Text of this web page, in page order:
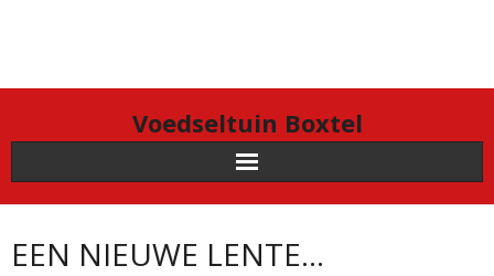
Voedseltuin Boxtel
EEN NIEUWE LENTE…